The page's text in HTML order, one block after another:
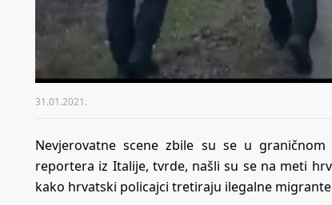
31.01.2021.
Nevjerovatne scene zbile su se u
reportera iz Italije, tvrde, našli su se na meti
kako hrvatski policajci tretiraju ilegalne